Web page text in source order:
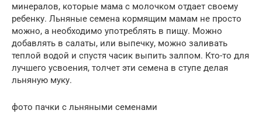
минералов, которые мама с молочком отдает своему
ребенку. Льняные семена кормящим мамам не просто
можно, а необходимо употреблять в пищу. Можно
добавлять в салаты, или выпечку, можно заливать
теплой водой и спустя часик выпить залпом. Кто-то для
лучшего усвоения, толчет эти семена в ступе делая
льняную муку.
фото пачки с льняными семенами